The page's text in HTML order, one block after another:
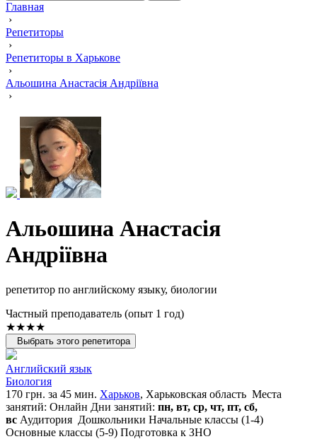
Главная
›
Репетиторы
›
Репетиторы в Харькове
›
Альошина Анастасія Андріївна
›
Альошина Анастасія
Андріївна
репетитор по английскому языку, биологии
Частный преподаватель (опыт 1 год)
★★★★
Выбрать этого репетитора
Английский язык
Биология
170 грн. за 45 мин. Харьков, Харьковская область Места
занятий: Онлайн Дни занятий: пн, вт, ср, чт, пт, сб,
вс Аудитория Дошкольники Начальные классы (1-4)
Основные классы (5-9) Подготовка к ЗНО